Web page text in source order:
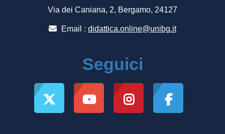
Via dei Caniana, 2, Bergamo, 24127
Email : didattica.online@unibg.it
Seguici